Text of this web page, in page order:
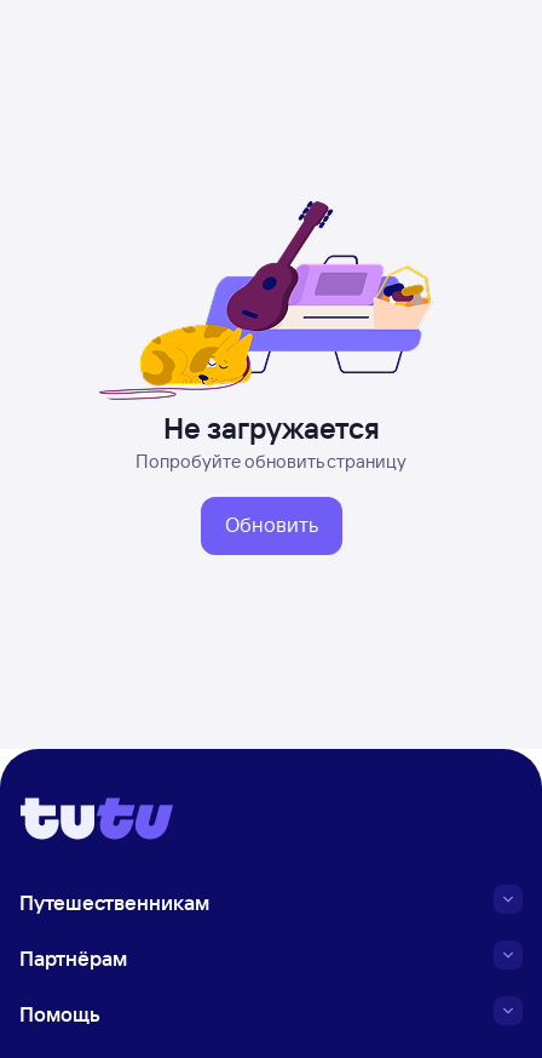
Не загружается
Попробуйте обновить страницу
Обновить
Путешественникам
Партнёрам
Помощь